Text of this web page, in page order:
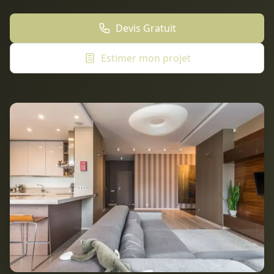
Devis Gratuit
Estimer mon projet